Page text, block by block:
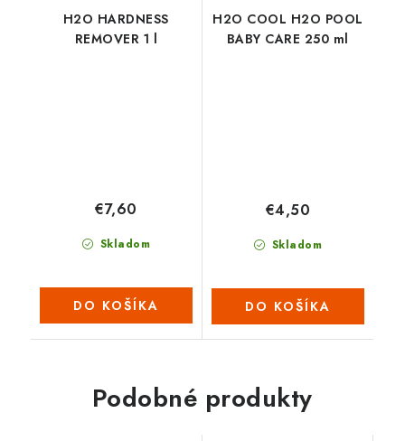
H2O HARDNESS
REMOVER 1 l
Skladom
€7,60
DO KOŠÍKA
H2O COOL H2O POOL
BABY CARE 250 ml
Skladom
€4,50
DO KOŠÍKA
Podobné produkty